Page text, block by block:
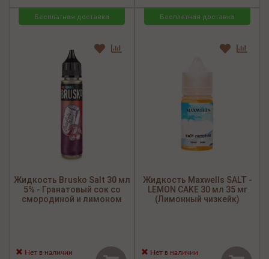
Бесплатная доставка
Жидкость Brusko Salt 30 мл
5% - Гранатовый сок со
смородиной и лимоном
Нет в наличии
Бесплатная доставка
Жидкость Maxwells SALT -
LEMON CAKE 30 мл 35 мг
(Лимонный чизкейк)
Нет в наличии